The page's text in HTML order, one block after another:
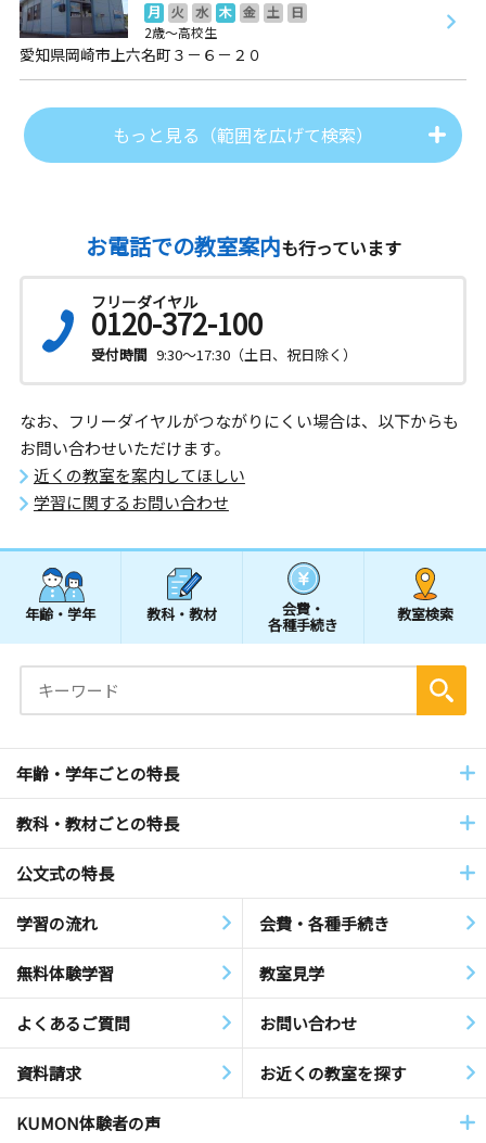
月 火 水 木 金 土
日
2歳～高校生
愛知県岡崎市上六名町３－６－２０
もっと見る（範囲を広げて検索）
お電話での教室案内も行っています
フリーダイヤル
0120-372-100
受付時間 9:30～17:30（土日、祝日除く）
なお、フリーダイヤルがつながりにくい場合は、以下からも
お問い合わせいただけます。
近くの教室を案内してほしい
学習に関するお問い合わせ
年齢・学年 教科・教材 会費・
各種手続き
教室検索
年齢・学年ごとの特長
教科・教材ごとの特長
公文式の特長
学習の流れ 会費・各種手続き
無料体験学習 教室見学
よくあるご質問 お問い合わせ
資料請求 お近くの教室を探す
KUMON体験者の声